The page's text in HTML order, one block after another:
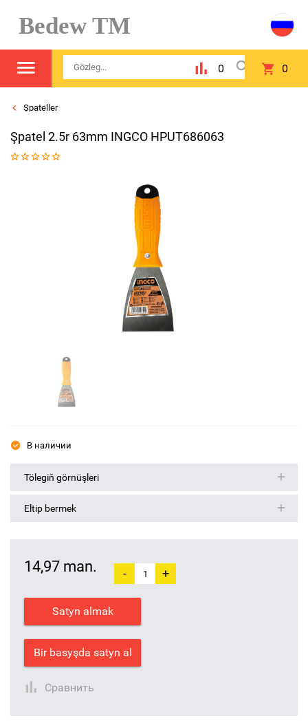
Bedew TM
0 0
Şpateller
Şpatel 2.5r 63mm INGCO HPUT686063
В наличии
Tölegiň görnüşleri
Eltip bermek
14,97 man. - +
Satyn almak
Bir basyşda satyn al
Сравнить